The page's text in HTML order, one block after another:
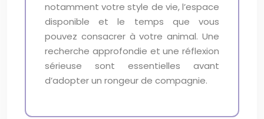
notamment votre style de vie, l’espace
disponible et le temps que vous
pouvez consacrer à votre animal. Une
recherche approfondie et une réflexion
sérieuse sont essentielles avant
d’adopter un rongeur de compagnie.